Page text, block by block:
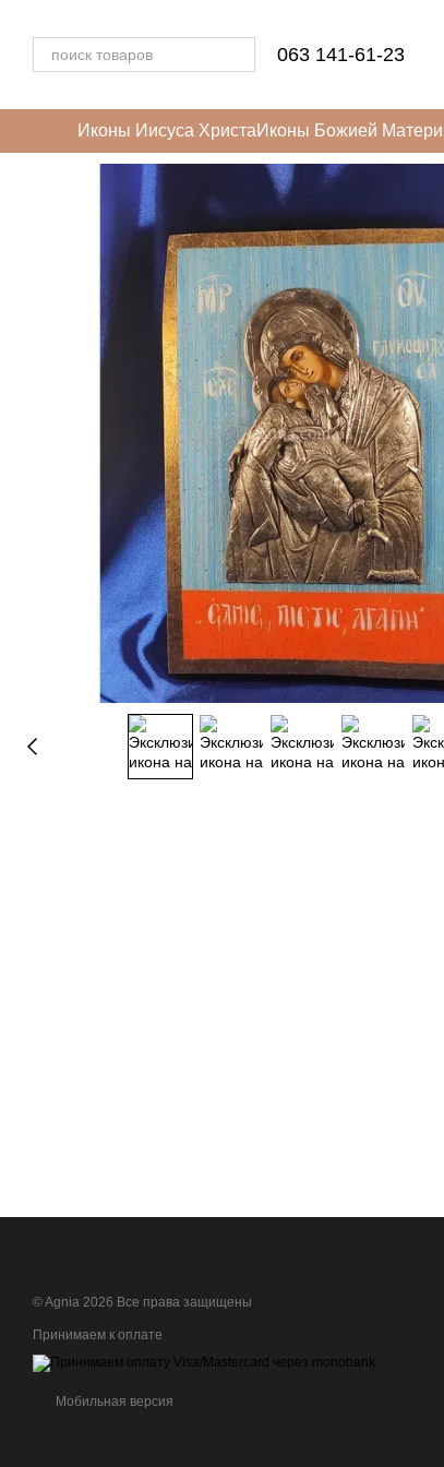
063 141-61-23
Иконы Иисуса ХристаИконы Божией Матери
© Agnia 2026 Все права защищены
Принимаем к оплате
Мобильная версия